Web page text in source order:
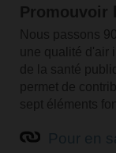
Promouvoir
Nous passons
une qualité
de la santé
permet de
sept éléments